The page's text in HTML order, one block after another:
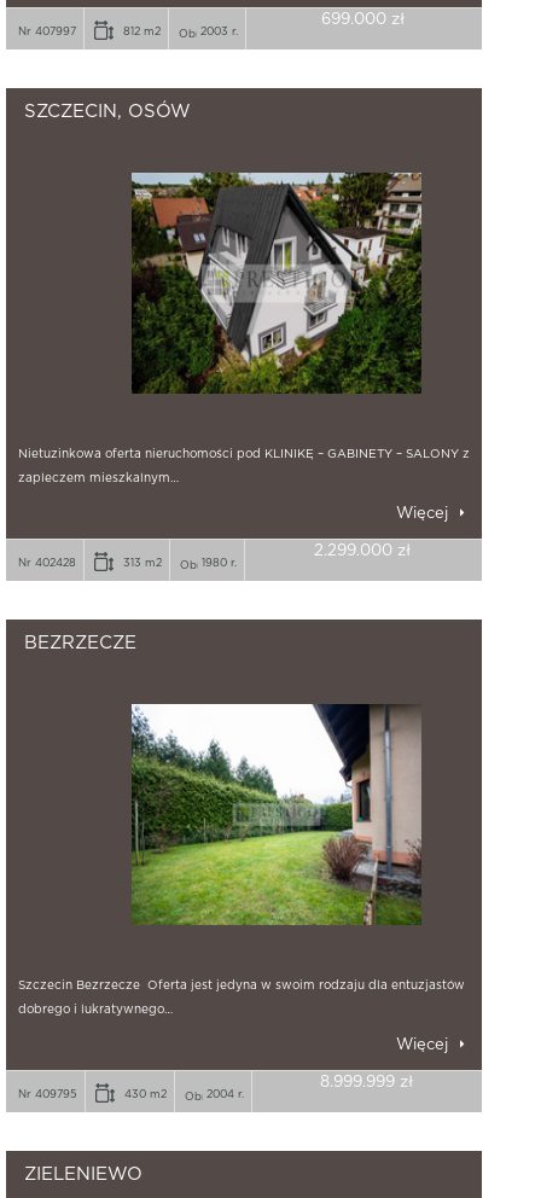
Nr 407997 812 m2 2003 r.
699.000 zł
SZCZECIN, OSÓW
Nietuzinkowa oferta nieruchomości pod KLINIKĘ – GABINETY – SALONY z
zapleczem mieszkalnym…
Więcej
Nr 402428 313 m2 1980 r.
2.299.000 zł
BEZRZECZE
Szczecin Bezrzecze Oferta jest jedyna w swoim rodzaju dla entuzjastów
dobrego i lukratywnego…
Więcej
Nr 409795 430 m2 2004 r.
8.999.999 zł
ZIELENIEWO